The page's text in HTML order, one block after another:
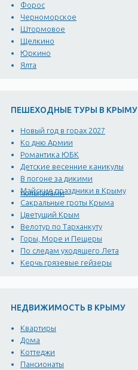
Форос
Черноморское
Штормовое
Щелкино
Юркино
Ялта
ПЕШЕХОДНЫЕ ТУРЫ В КРЫМУ
Новый год в горах 2027
Ко дню Армии
Романтика ЮБК
Детские весенние каникулы
В погоне за дикими
тюльпанами
Майские праздники в Крыму
Сакральные гроты Крыма
Цветущий Крым
Велотур по Тарханкуту
Горы, Море и Пещеры
По следам уходящего Лета
Керчь грязевые гейзеры
НЕДВИЖИМОСТЬ В КРЫМУ
Квартиры
Дома
Коттеджи
Пансионаты